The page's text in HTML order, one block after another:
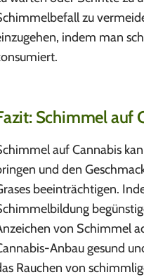
zu
indem man
Schimmel auf
auf Cannabis
und den
beeinträchtigen.
von Schimmel
Anbau gesund
Rauchen von